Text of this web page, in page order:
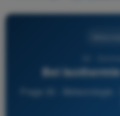
Bei
Frage 30 - Meteorologie